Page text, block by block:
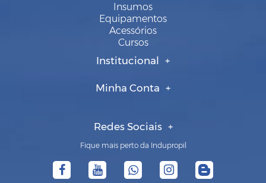
Insumos
Equipamentos
Acessórios
Cursos
Institucional
Minha Conta
Redes Sociais
Fique mais perto da Indupropil